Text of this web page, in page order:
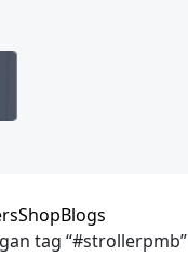
ShopBlogs
tag “#strollerpmb”